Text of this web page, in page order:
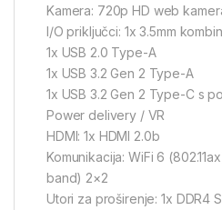
Kamera: 720p HD web
I/O priključci: 1x 3.5mm
1x USB 2.0 Type-A
1x USB 3.2 Gen 2 Type-A
1x USB 3.2 Gen 2 Type-C s
Power delivery / VR
HDMI: 1x HDMI 2.0b
Komunikacija: WiFi 6
band) 2×2
Utori za proširenje: 1x DDR4